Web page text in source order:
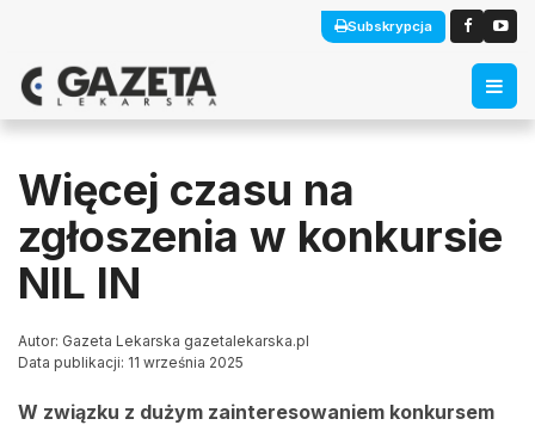
Subskrypcja
Więcej czasu na
zgłoszenia w konkursie
NIL IN
Autor: Gazeta Lekarska gazetalekarska.pl
Data publikacji: 11 września 2025
W związku z dużym zainteresowaniem konkursem